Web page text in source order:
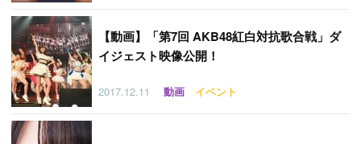
【動画】「第7回 AKB48紅白対抗歌合戦」ダ
イジェスト映像公開！
2017.12.11 動画 イベント